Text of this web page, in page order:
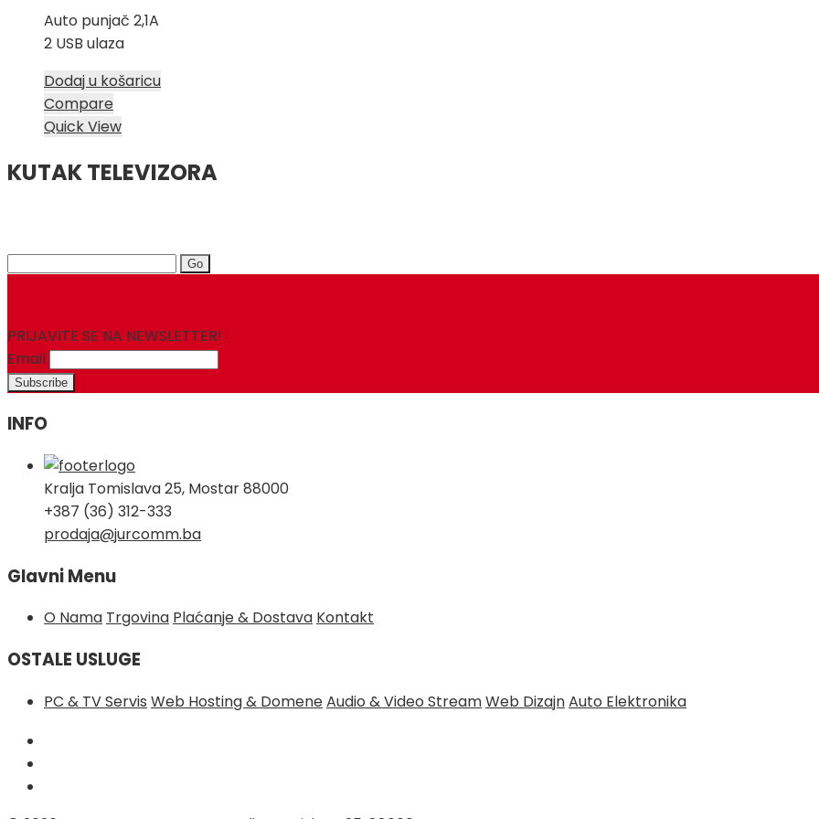
Auto punjač 2,1A
2 USB ulaza
Dodaj u košaricu
Compare
Quick View
KUTAK TELEVIZORA
Search
PRIJAVITE SE NA NEWSLETTER!
Email
INFO
Kralja Tomislava 25, Mostar 88000
+387 (36) 312-333
prodaja@jurcomm.ba
Glavni Menu
O Nama Trgovina Plaćanje & Dostava Kontakt
OSTALE USLUGE
PC & TV Servis Web Hosting & DomeneAudio & Video StreamWeb DizajnAuto Elektronika